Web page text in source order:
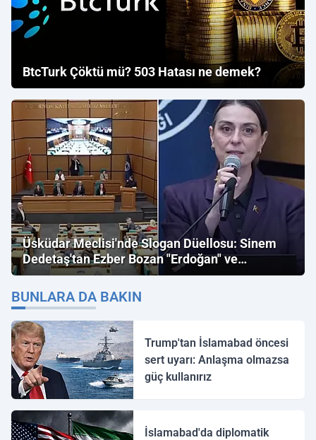
BtcTurk Çöktü mü? 503 Hatası ne demek?
Üsküdar Meclisi'nde Slogan Düellosu: Sinem
Dedetaş'tan Ezber Bozan "Erdoğan" ve
"İmamoğlu" Çıkışı!
BUNLARA DA BAKIN
Trump'tan İslamabad öncesi
sert uyarı: Anlaşma olmazsa
güç kullanırız
İslamabad'da diplomatik